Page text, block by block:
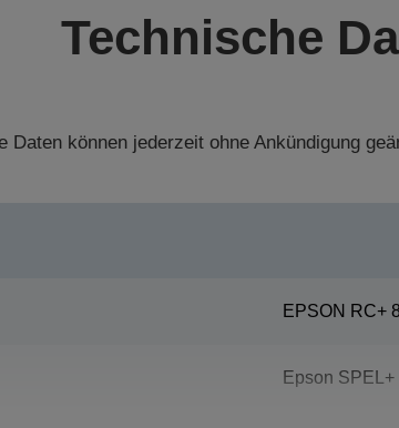
Technische
Daten können jederzeit ohne Ankündigung
EPSON RC+
Epson